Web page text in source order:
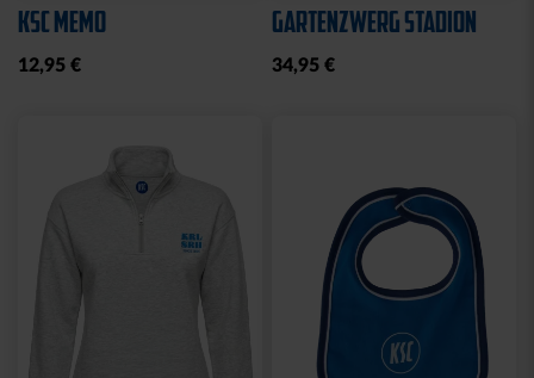
KSC MEMO
12,95 €
GARTENZWERG STADION
34,95 €